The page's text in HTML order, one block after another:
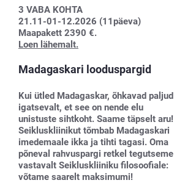
3 VABA KOHTA
21.11-01-12.2026 (11päeva)
Maapakett 2390 €.
Loen lähemalt.
Madagaskari looduspargid
Kui ütled Madagaskar, õhkavad paljud
igatsevalt, et see on nende elu
unistuste sihtkoht. Saame täpselt aru!
Seikluskliinikut tõmbab Madagaskari
imedemaale ikka ja tihti tagasi. Oma
põneval rahvuspargi retkel tegutseme
vastavalt Seikluskliiniku filosoofiale:
võtame saarelt maksimumi!